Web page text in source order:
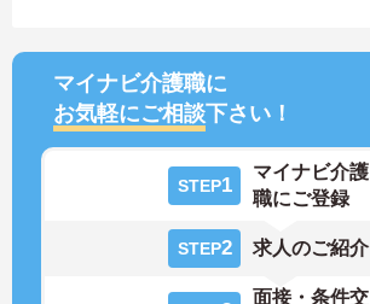
マイナビ介護職に
お気軽にご相談下さい！
STEP1
マイナビ介護
職にご登録
STEP2 求人のご紹介
面接・条件交